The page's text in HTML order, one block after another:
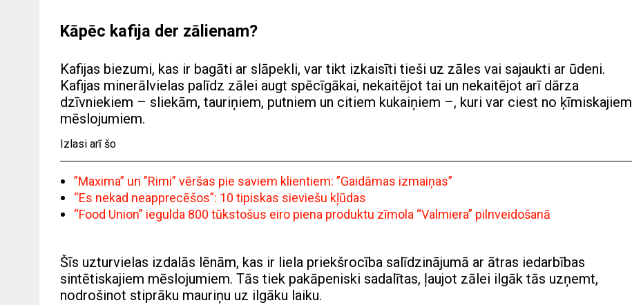
Kāpēc kafija der zālienam?
Kafijas biezumi, kas ir bagāti ar slāpekli, var tikt izkaisīti tieši uz zāles vai sajaukti ar ūdeni.
Kafijas minerālvielas palīdz zālei augt spēcīgākai, nekaitējot tai un nekaitējot arī dārza
dzīvniekiem – sliekām, tauriņiem, putniem un citiem kukaiņiem –, kuri var ciest no ķīmiskajiem
mēslojumiem.
Izlasi arī šo
”Maxima” un ”Rimi” vēršas pie saviem klientiem: ”Gaidāmas izmaiņas”
“Es nekad neapprecēšos”: 10 tipiskas sieviešu kļūdas
“Food Union” iegulda 800 tūkstošus eiro piena produktu zīmola “Valmiera” pilnveidošanā
Šīs uzturvielas izdalās lēnām, kas ir liela priekšrocība salīdzinājumā ar ātras iedarbības
sintētiskajiem mēslojumiem. Tās tiek pakāpeniski sadalītas, ļaujot zālei ilgāk tās uzņemt,
nodrošinot stiprāku mauriņu uz ilgāku laiku.